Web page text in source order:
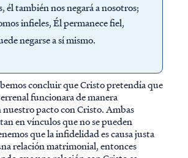
él también nos negará a nosotros;
infieles, Él permanece fiel,
negarse a sí mismo.
concluir que Cristo pretendía que
funcionara de manera
pacto con Cristo. Ambas
en vínculos que no se pueden
que la infidelidad es causa justa
relación matrimonial, entonces